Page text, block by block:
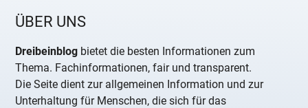
ÜBER UNS
Dreibeinblog bietet die besten Informationen zum
Thema. Fachinformationen, fair und transparent.
Die Seite dient zur allgemeinen Information und zur
Unterhaltung für Menschen, die sich für das